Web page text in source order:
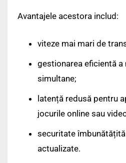
Avantajele acestora includ:
viteze mai mari de
gestionarea eficientă
simultane;
latență redusă pentru
jocurile online sau
securitate
actualizate.